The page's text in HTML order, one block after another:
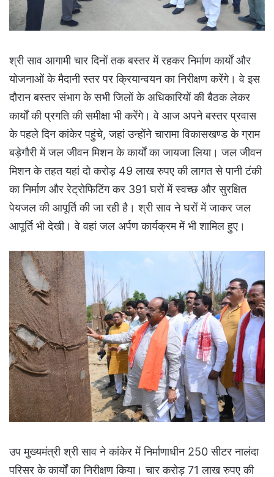
श्री साव आगामी चार दिनों तक बस्तर में रहकर निर्माण कार्यों और
योजनाओं के मैदानी स्तर पर क्रियान्वयन का निरीक्षण करेंगे। वे इस
दौरान बस्तर संभाग के सभी जिलों के अधिकारियों की बैठक लेकर
कार्यों की प्रगति की समीक्षा भी करेंगे। वे आज अपने बस्तर प्रवास
के पहले दिन कांकेर पहुंचे, जहां उन्होंने चारामा विकासखण्ड के ग्राम
बड़ेगौरी में जल जीवन मिशन के कार्यों का जायजा लिया। जल जीवन
मिशन के तहत यहां दो करोड़ 49 लाख रुपए की लागत से पानी टंकी
का निर्माण और रेट्रोफिटिंग कर 391 घरों में स्वच्छ और सुरक्षित
पेयजल की आपूर्ति की जा रही है। श्री साव ने घरों में जाकर जल
आपूर्ति भी देखी। वे वहां जल अर्पण कार्यक्रम में भी शामिल हुए।
उप मुख्यमंत्री श्री साव ने कांकेर में निर्माणाधीन 250 सीटर नालंदा
परिसर के कार्यों का निरीक्षण किया। चार करोड़ 71 लाख रुपए की